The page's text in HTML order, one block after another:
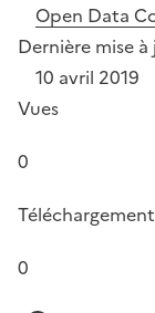
Open Data
Dernière mise à
10 avril 2019
Vues
0
0